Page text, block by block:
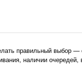
правильный
наличии очередей,